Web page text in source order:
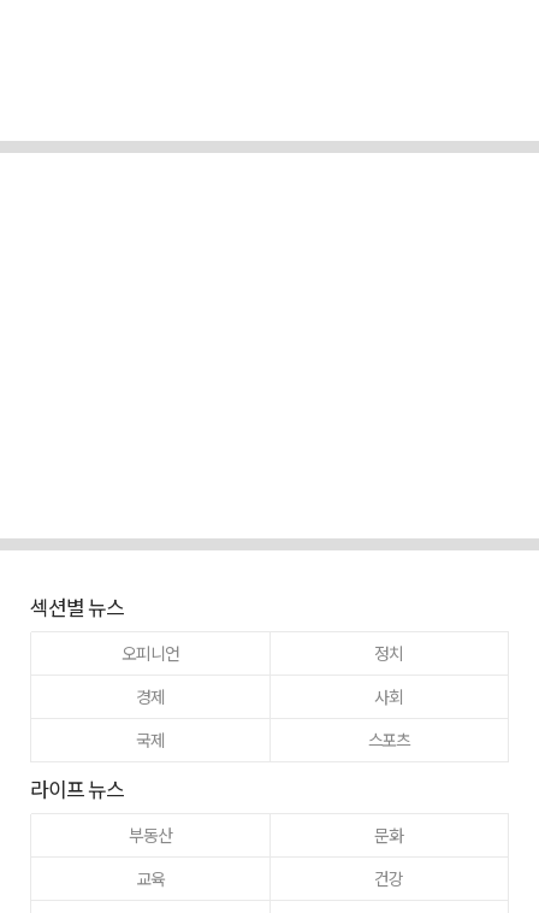
섹션별 뉴스
오피니언
정치
경제
사회
국제
스포츠
라이프 뉴스
부동산
문화
교육
건강